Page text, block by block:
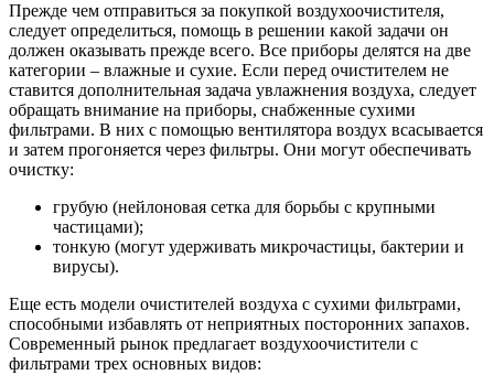
Прежде чем отправиться за покупкой воздухоочистителя,
следует определиться, помощь в решении какой задачи он
должен оказывать прежде всего. Все приборы делятся на две
категории – влажные и сухие. Если перед очистителем не
ставится дополнительная задача увлажнения воздуха, следует
обращать внимание на приборы, снабженные сухими
фильтрами. В них с помощью вентилятора воздух всасывается
и затем прогоняется через фильтры. Они могут обеспечивать
очистку:
грубую (нейлоновая сетка для борьбы с крупными
частицами);
тонкую (могут удерживать микрочастицы, бактерии и
вирусы).
Еще есть модели очистителей воздуха с сухими фильтрами,
способными избавлять от неприятных посторонних запахов.
Современный рынок предлагает воздухоочистители с
фильтрами трех основных видов: